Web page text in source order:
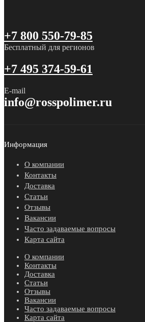
+7 800 550-79-85
Бесплатный для регионов
+7 495 374-59-61
E-mail
info@rosspolimer.ru
Информация
О компании
Контакты
Доставка
Статьи
Отзывы
Вакансии
Часто задаваемые вопросы
Карта сайта
О компании
Контакты
Доставка
Статьи
Отзывы
Вакансии
Часто задаваемые вопросы
Карта сайта